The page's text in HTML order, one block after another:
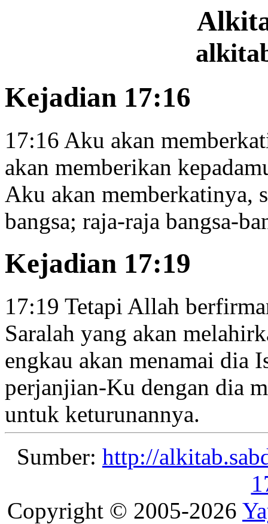
Kejadian 17:16
17:16 Aku akan
akan memberikan
Aku akan memberkatinya,
bangsa; raja-raja bangsa-
Kejadian 17:19
17:19 Tetapi Allah
Saralah yang akan
engkau akan menamai dia
perjanjian-Ku dengan dia
untuk keturunannya.
Sumber: http://
Copyright © 2005-2026